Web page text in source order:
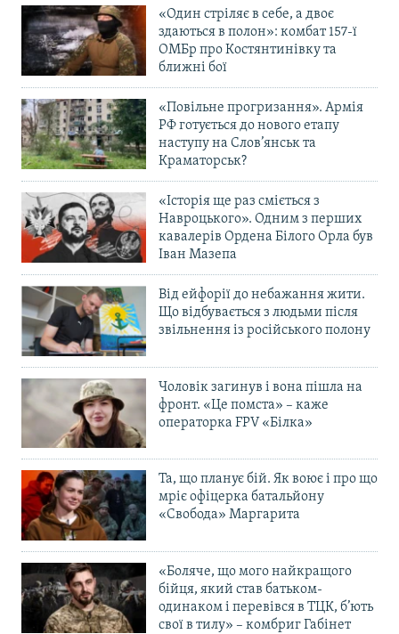
«Один стріляє в себе, а двоє
здаються в полон»: комбат 157-ї
ОМБр про Костянтинівку та
ближні бої
«Повільне прогризання». Армія
РФ готується до нового етапу
наступу на Слов’янськ та
Краматорськ?
«Історія ще раз сміється з
Навроцького». Одним з перших
кавалерів Ордена Білого Орла був
Іван Мазепа
Від ейфорії до небажання жити.
Що відбувається з людьми після
звільнення із російського полону
Чоловік загинув і вона пішла на
фронт. «Це помста» – каже
операторка FPV «Білка»
Та, що планує бій. Як воює і про що
мріє офіцерка батальйону
«Свобода» Маргарита
«Боляче, що мого найкращого
бійця, який став батьком-
одинаком і перевівся в ТЦК, б’ють
свої в тилу» – комбриг Габінет